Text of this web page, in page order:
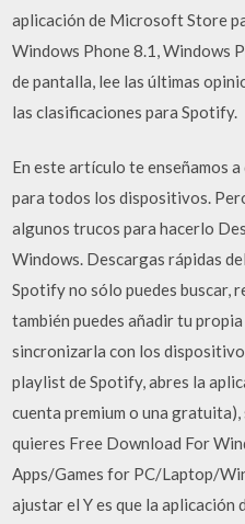
aplicación de Microsoft Store
Windows Phone 8.1, Windows
de pantalla, lee las últimas
las clasificaciones para Spotify.
En este artículo te enseñamos
para todos los dispositivos.
algunos trucos para hacerlo
Windows. Descargas rápidas
Spotify no sólo puedes buscar,
también puedes añadir tu
sincronizarla con los
playlist de Spotify, abres la
cuenta premium o una
quieres Free Download For
Apps/Games for PC/Laptop/
ajustar el Y es que la